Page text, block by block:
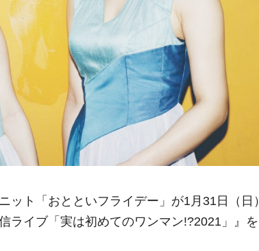
ット「おとといフライデー」が1月31日（日
ライブ「実は初めてのワンマン!?2021」』を